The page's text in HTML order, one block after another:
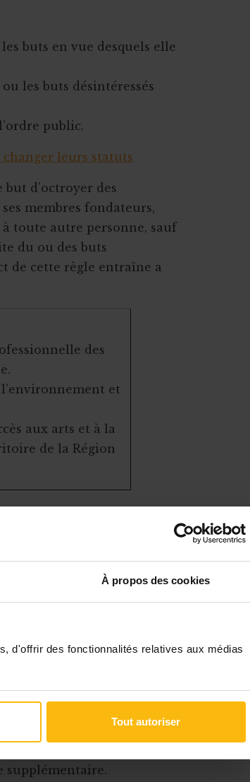
À propos des cookies
d'offrir des fonctionnalités relatives aux médias
Tout autoriser
buts en vue desquels elle
les buts désintéressés
public.
changer leurs statuts
but d’octroyer des
membres fondateurs,
toute autre personne, sauf
du ou des buts
de cette règle entraîne a
des
et
aux arts et à la
de la Région
l’ASBL va réaliser
de manière précise et
Les activités
caractère essentiel ou non
supplémentaire.